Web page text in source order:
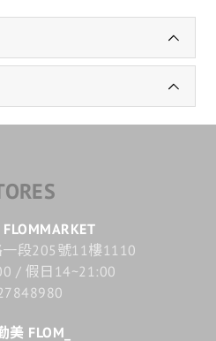
段205號11樓1110
/ 假日14~21:00
美 FLOM_